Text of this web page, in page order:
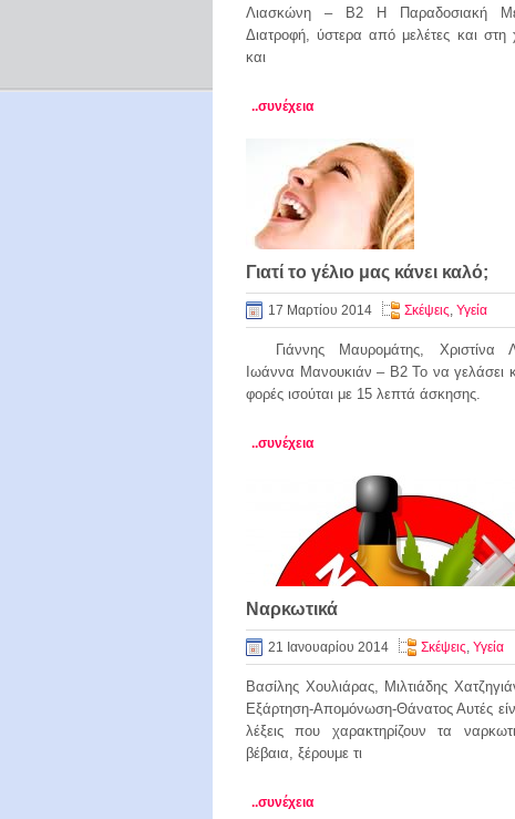
Λιασκώνη – Β2 Η Παραδοσιακή
Διατροφή, ύστερα από μελέτες και
και
..συνέχεια
Γιατί το γέλιο μας κάνει καλό;
17 Μαρτίου 2014 Σκέψεις, Υγεία
Γιάννης Μαυρομάτης, Χριστίνα
Ιωάννα Μανουκιάν – Β2 Το να γελάσει
φορές ισούται με 15 λεπτά άσκησης.
..συνέχεια
Ναρκωτικά
21 Ιανουαρίου 2014 Σκέψεις, Υγεία
Βασίλης Χουλιάρας, Μιλτιάδης
Εξάρτηση-Απομόνωση-Θάνατος Αυτές
λέξεις που χαρακτηρίζουν τα
βέβαια, ξέρουμε τι
..συνέχεια